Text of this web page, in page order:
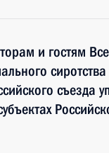
и гостям
съезда